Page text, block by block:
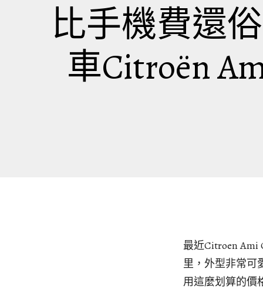
比手機費還
車Citroën
最近Citroen Ami
里，外型非常可
用這麼划算的價